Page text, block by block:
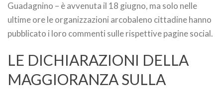
Guadagnino – è avvenuta il 18 giugno, ma solo nelle
ultime ore le organizzazioni arcobaleno cittadine hanno
pubblicato i loro commenti sulle rispettive pagine social.
LE DICHIARAZIONI DELLA
MAGGIORANZA SULLA